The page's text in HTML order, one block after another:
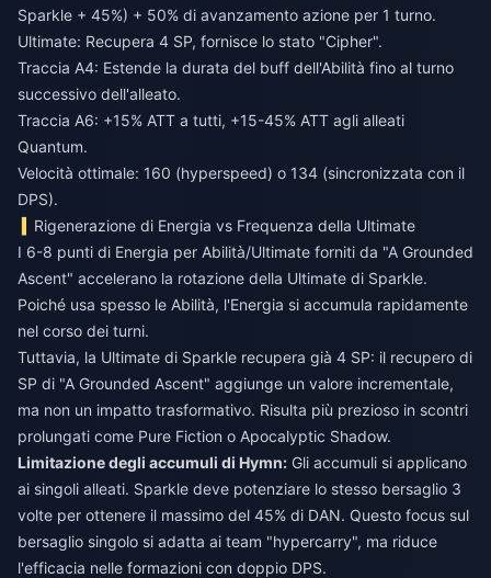
Sparkle + 45%) + 50% di avanzamento azione per 1 turno.
Ultimate: Recupera 4 SP, fornisce lo stato "Cipher".
Traccia A4: Estende la durata del buff dell'Abilità fino al turno
successivo dell'alleato.
Traccia A6: +15% ATT a tutti, +15-45% ATT agli alleati
Quantum.
Velocità ottimale: 160 (hyperspeed) o 134 (sincronizzata con il
DPS).
Rigenerazione di Energia vs Frequenza della Ultimate
I 6-8 punti di Energia per Abilità/Ultimate forniti da "A Grounded
Ascent" accelerano la rotazione della Ultimate di Sparkle.
Poiché usa spesso le Abilità, l'Energia si accumula rapidamente
nel corso dei turni.
Tuttavia, la Ultimate di Sparkle recupera già 4 SP: il recupero di
SP di "A Grounded Ascent" aggiunge un valore incrementale,
ma non un impatto trasformativo. Risulta più prezioso in scontri
prolungati come Pure Fiction o Apocalyptic Shadow.
Limitazione degli accumuli di Hymn: Gli accumuli si applicano
ai singoli alleati. Sparkle deve potenziare lo stesso bersaglio 3
volte per ottenere il massimo del 45% di DAN. Questo focus sul
bersaglio singolo si adatta ai team "hypercarry", ma riduce
l'efficacia nelle formazioni con doppio DPS.